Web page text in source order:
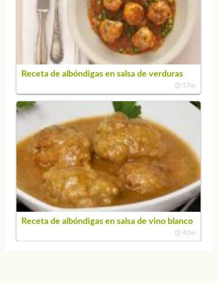
Receta de albóndigas en salsa de verduras
57m
Receta de albóndigas en salsa de vino blanco
40m